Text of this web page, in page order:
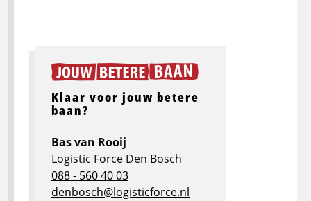
Klaar voor jouw betere
baan?
Bas van Rooij
Logistic Force Den Bosch
088 - 560 40 03
denbosch@logisticforce.nl